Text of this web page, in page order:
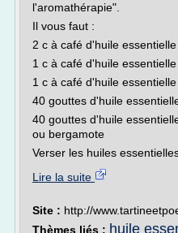
l'aromathérapie".
Il vous faut :
2 c à café d'huile
1 c à café d'huile
1 c à café d'huile
40 gouttes d'huile
40 gouttes d'huile
ou bergamote
Verser les huiles essentielles
Lire la suite
Site : http://
Thèmes liés : huile